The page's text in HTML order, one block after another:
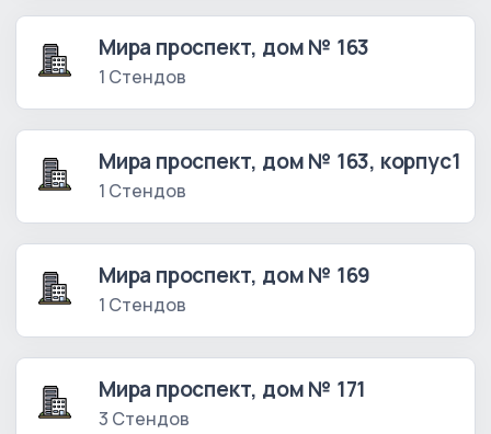
Мира проспект, дом № 163
1 Стендов
Мира проспект, дом № 163, корпус1
1 Стендов
Мира проспект, дом № 169
1 Стендов
Мира проспект, дом № 171
3 Стендов